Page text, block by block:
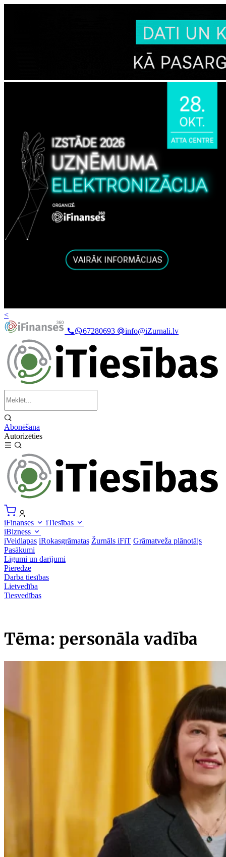
<
67280693
info@iZurnali.lv
Abonēšana
Autorizēties
iFinanses
iTiesības
iBizness
iVeidlapas iRokasgrāmatas Žurnāls iFiT Grāmatveža plānotājs
Pasākumi
Līgumi un darījumi
Pieredze
Darba tiesības
Lietvedība
Tiesvedības
Tēma: personāla vadība